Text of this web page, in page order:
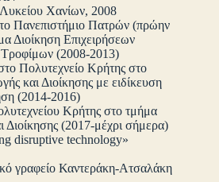
Χανίων, 2008
Πανεπιστήμιο Πατρών (πρώην
Διοίκηση Επιχειρήσεων
Τροφίμων (2008-2013)
Πολυτεχνείο Κρήτης στο
και Διοίκησης με ειδίκευση
(2014-2016)
Κρήτης στο τμήμα
(2017-μέχρι σήμερα)
disruptive technology»
γραφείο Καντεράκη-Ατσαλάκη